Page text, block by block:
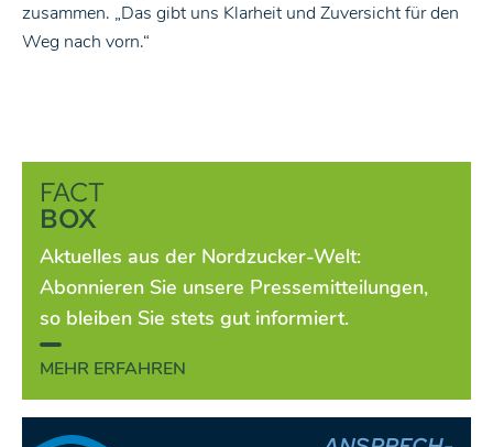
zusammen. „Das gibt uns Klarheit und Zuversicht für den
Weg nach vorn.“
FACT
BOX
Aktuelles aus der Nordzucker-Welt:
Abonnieren Sie unsere Pressemitteilungen,
so bleiben Sie stets gut informiert.
MEHR ERFAHREN